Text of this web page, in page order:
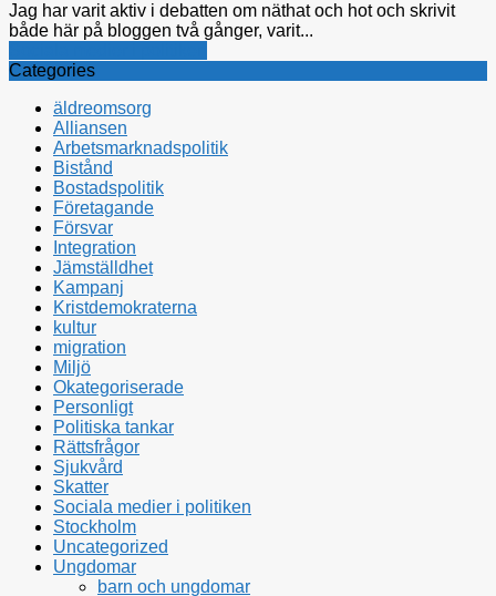
Jag har varit aktiv i debatten om näthat och hot och skrivit
både här på bloggen två gånger, varit...
Categories
äldreomsorg
Alliansen
Arbetsmarknadspolitik
Bistånd
Bostadspolitik
Företagande
Försvar
Integration
Jämställdhet
Kampanj
Kristdemokraterna
kultur
migration
Miljö
Okategoriserade
Personligt
Politiska tankar
Rättsfrågor
Sjukvård
Skatter
Sociala medier i politiken
Stockholm
Uncategorized
Ungdomar
barn och ungdomar